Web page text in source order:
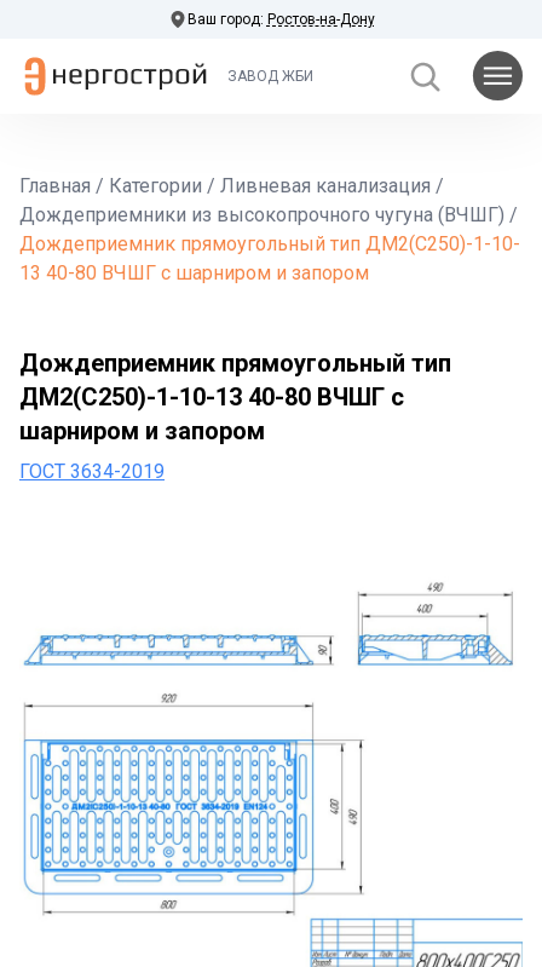
Ваш город: Ростов-на-Дону
ЗАВОД ЖБИ
Главная / Категории / Ливневая канализация /
Дождеприемники из высокопрочного чугуна (ВЧШГ) /
Дождеприемник прямоугольный тип ДМ2(С250)-1-10-
13 40-80 ВЧШГ с шарниром и запором
Дождеприемник прямоугольный тип
ДМ2(С250)-1-10-13 40-80 ВЧШГ с
шарниром и запором
ГОСТ 3634-2019